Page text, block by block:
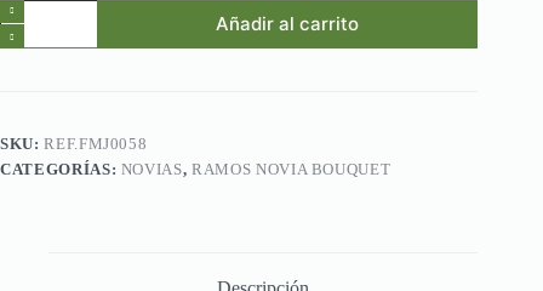
Ref.FMJ0058.Ramo
de
Novia
y
blancos.
Añadir al carrito
SKU:REF.FMJ0058
CATEGORÍAS: NOVIAS,RAMOS NOVIA BOUQUET